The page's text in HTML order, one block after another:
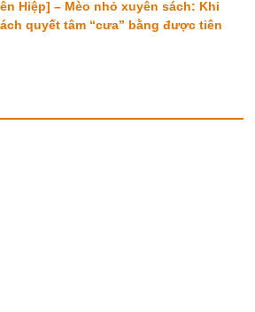
Hiệp] – Mèo nhỏ xuyên sách: Khi
quyết tâm “cưa” bằng được tiên